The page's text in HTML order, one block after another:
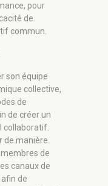
pour
de
commun.
son équipe
collective,
de
de créer un
collaboratif.
de manière
de
canaux de
de